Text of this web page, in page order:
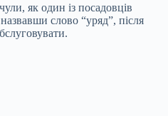
як один із посадовців
слово “уряд”, після